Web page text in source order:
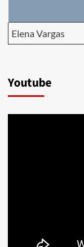
Elena Vargas
Youtube